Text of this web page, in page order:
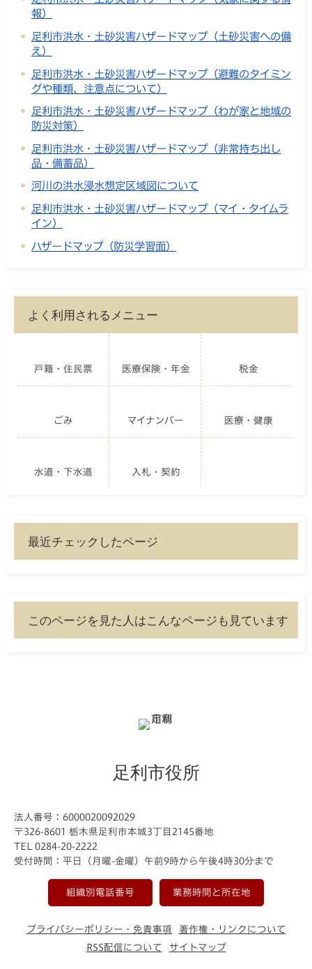
報）
足利市洪水・土砂災害ハザードマップ（土砂災害への備
え）
足利市洪水・土砂災害ハザードマップ（避難のタイミン
グや種類、注意点について）
足利市洪水・土砂災害ハザードマップ（わが家と地域の
防災対策）
足利市洪水・土砂災害ハザードマップ（非常持ち出し
品・備蓄品）
河川の洪水浸水想定区域図について
足利市洪水・土砂災害ハザードマップ（マイ・タイムラ
イン）
ハザードマップ（防災学習面）
よく利用されるメニュー
戸籍・住民票 医療保険・年金 税金
ごみ マイナンバー 医療・健康
水道・下水道 入札・契約
最近チェックしたページ
このページを見た人はこんなページも見ています
足利市役所
法人番号：6000020092029
〒326-8601 栃木県足利市本城3丁目2145番地
TEL 0284-20-2222
受付時間：平日（月曜-金曜）午前9時から午後4時30分まで
組織別電話番号 業務時間と所在地
プライバシーポリシー・免責事項
著作権・リンクについて
RSS配信について
サイトマップ